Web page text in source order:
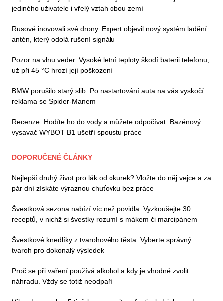
jediného uživatele i vřelý vztah obou zemí
Rusové inovovali své drony. Expert objevil nový systém ladění
antén, který odolá rušení signálu
Pozor na vlnu veder. Vysoké letní teploty škodí baterii telefonu,
už při 45 °C hrozí její poškození
BMW porušilo starý slib. Po nastartování auta na vás vyskočí
reklama se Spider-Manem
Recenze: Hodíte ho do vody a můžete odpočívat. Bazénový
vysavač WYBOT B1 ušetří spoustu práce
DOPORUČENÉ ČLÁNKY
Nejlepší druhý život pro lák od okurek? Vložte do něj vejce a za
pár dní získáte výraznou chuťovku bez práce
Švestková sezona nabízí víc než povidla. Vyzkoušejte 30
receptů, v nichž si švestky rozumí s mákem či marcipánem
Švestkové knedlíky z tvarohového těsta: Vyberte správný
tvaroh pro dokonalý výsledek
Proč se při vaření používá alkohol a kdy je vhodné zvolit
náhradu. Vždy se totiž neodpaří